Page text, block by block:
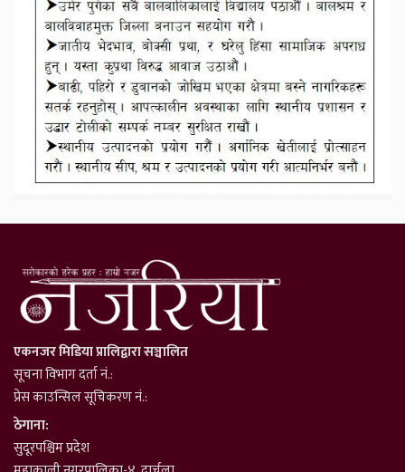
एकनजर मिडिया प्रालिद्वारा सञ्चालित
सूचना विभाग दर्ता नं.:
प्रेस काउन्सिल सूचिकरण नं.:
ठेगाना:
सुदूरपश्चिम प्रदेश